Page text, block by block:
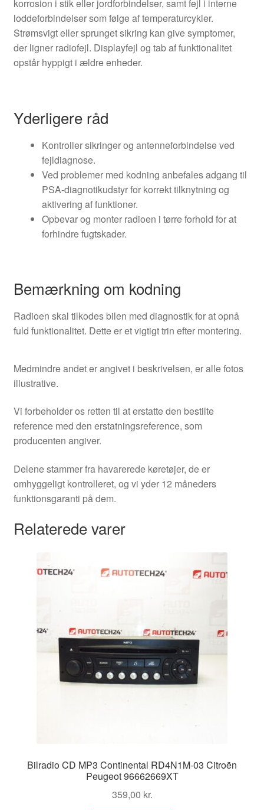
korrosion i stik eller jordforbindelser, samt fejl i interne
loddeforbindelser som følge af temperaturcykler.
Strømsvigt eller sprunget sikring kan give symptomer,
der ligner radiofejl. Displayfejl og tab af funktionalitet
opstår hyppigt i ældre enheder.
Yderligere råd
Kontroller sikringer og antenneforbindelse ved
fejldiagnose.
Ved problemer med kodning anbefales adgang til
PSA-diagnotikudstyr for korrekt tilknytning og
aktivering af funktioner.
Opbevar og monter radioen i tørre forhold for at
forhindre fugtskader.
Bemærkning om kodning
Radioen skal tilkodes bilen med diagnostik for at opnå
fuld funktionalitet. Dette er et vigtigt trin efter montering.
Medmindre andet er angivet i beskrivelsen, er alle fotos
illustrative.
Vi forbeholder os retten til at erstatte den bestilte
reference med den erstatningsreference, som
producenten angiver.
Delene stammer fra havarerede køretøjer, de er
omhyggeligt kontrolleret, og vi yder 12 måneders
funktionsgaranti på dem.
Relaterede varer
Bilradio CD MP3 Continental RD4N1M-03 Citroën
Peugeot 96662669XT
359,00 kr.